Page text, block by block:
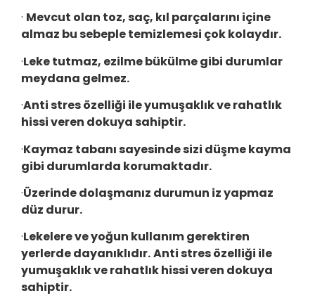
· Mevcut olan toz, saç, kıl parçalarını içine
almaz bu sebeple temizlemesi çok kolaydır.
·Leke tutmaz, ezilme bükülme gibi durumlar
meydana gelmez.
·Anti stres özelliği ile yumuşaklık ve rahatlık
hissi veren dokuya sahiptir.
·Kaymaz tabanı sayesinde sizi düşme kayma
gibi durumlarda korumaktadır.
·Üzerinde dolaşmanız durumun iz yapmaz
düz durur.
·Lekelere ve yoğun kullanım gerektiren
yerlerde dayanıklıdır.Anti stres özelliği ile
yumuşaklık ve rahatlık hissi veren dokuya
sahiptir.